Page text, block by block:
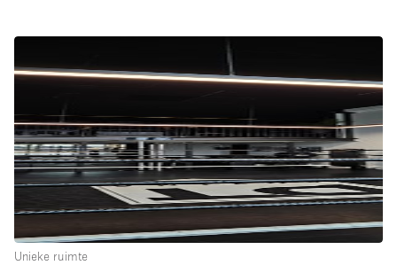
Unieke ruimte